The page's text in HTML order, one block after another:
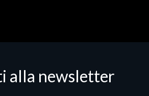
alla newsletter